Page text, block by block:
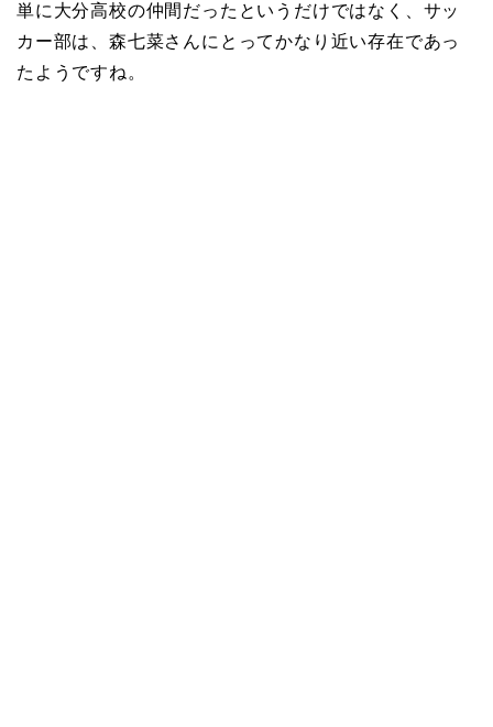
単に大分高校の仲間だったというだけではなく、サッ
カー部は、森七菜さんにとってかなり近い存在であっ
たようですね。